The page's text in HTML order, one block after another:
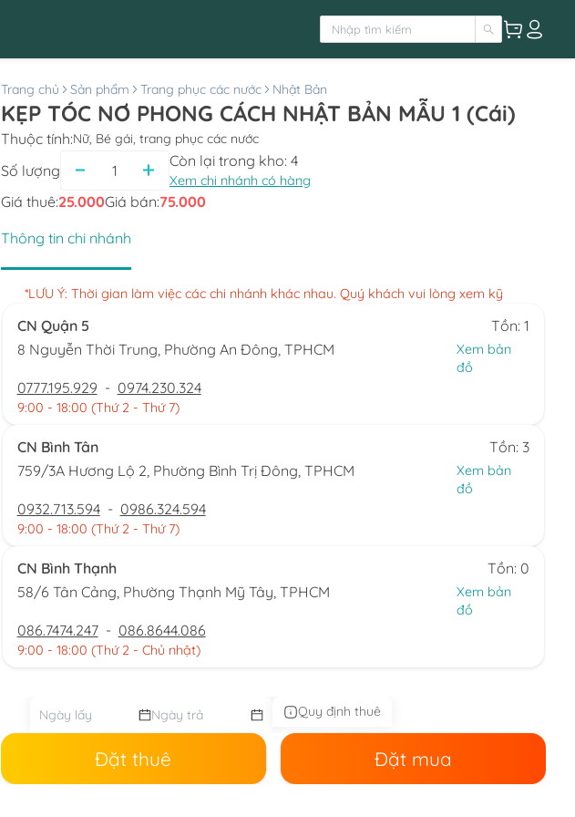
Trang chủ Sản phẩm Trang phục các nước Nhật Bản
KẸP TÓC NƠ PHONG CÁCH NHẬT BẢN MẪU 1 (Cái)
Thuộc tính:Nữ, Bé gái, trang phục các nước
Số lượng
Còn lại trong kho: 4
Xem chi nhánh có hàng
Giá thuê:25.000Giá bán:75.000
Thông tin chi nhánh
*LƯU Ý: Thời gian làm việc các chi nhánh khác nhau. Quý khách vui lòng xem kỹ
CN Quận 5
Tồn: 1
8 Nguyễn Thời Trung, Phường An Đông, TPHCM
Xem bản
đồ
0777.195.929 - 0974.230.324
9:00 - 18:00 (Thứ 2 - Thứ 7)
CN Bình Tân
Tồn: 3
759/3A Hương Lộ 2, Phường Bình Trị Đông, TPHCM
Xem bản
đồ
0932.713.594 - 0986.324.594
9:00 - 18:00 (Thứ 2 - Thứ 7)
CN Bình Thạnh
Tồn: 0
58/6 Tân Cảng, Phường Thạnh Mỹ Tây, TPHCM
Xem bản
đồ
086.7474.247 - 086.8644.086
9:00 - 18:00 (Thứ 2 - Chủ nhật)
Quy định thuê
Đặt thuê Đặt mua